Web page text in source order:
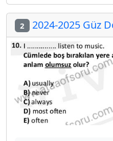
2 2024-2025 Güz